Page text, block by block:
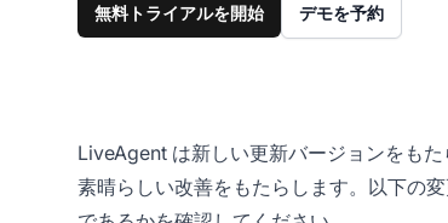
無料トライアルを開始 デモを予約
LiveAgent は新しい更新バージョンをも
素晴らしい改善をもたらします。以下の